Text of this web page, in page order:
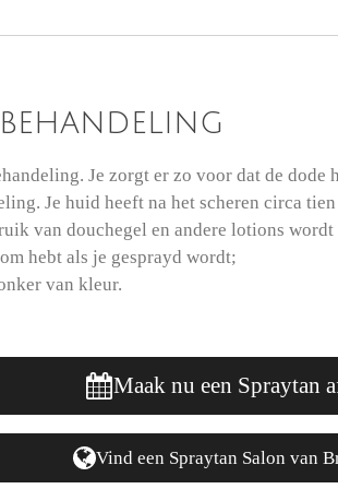
Je zorgt er zo voor dat de
Je huid heeft na het scheren circa
van douchegel en andere lotions wordt
hebt als je gesprayd wordt;
van kleur.
Maak nu een Spraytan
Vind een Spraytan Salon van